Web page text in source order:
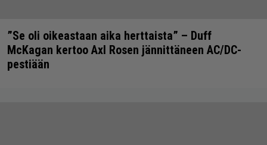
”Se oli oikeastaan aika herttaista” – Duff
McKagan kertoo Axl Rosen jännittäneen AC/DC-
pestiään